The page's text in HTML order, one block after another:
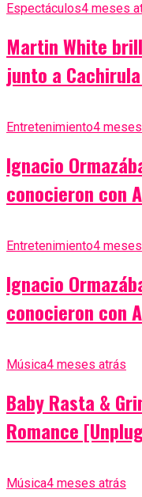
Espectáculos4 meses
Martin White
junto a
Entretenimiento4
Ignacio
conocieron con
Entretenimiento4
Ignacio
conocieron con
Música4 meses atrás
Baby Rasta &
Romance
Música4 meses atrás